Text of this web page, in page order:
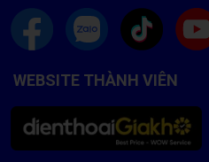
WEBSITE THÀNH VIÊN